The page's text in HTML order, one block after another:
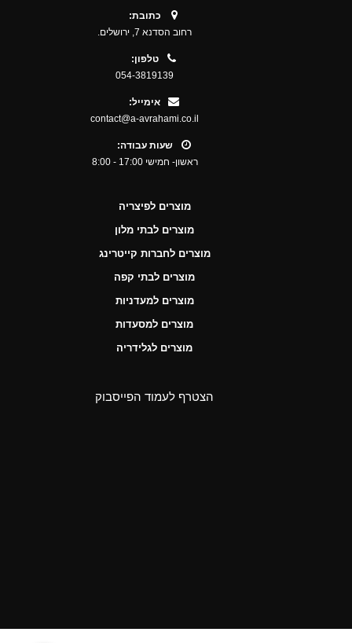
כתובת:
רחוב הסדנא 7, ירושלים.
טלפון:
054-3819139
אימייל:
contact@a-avrahami.co.il
שעות עבודה:
ראשון- חמישי 17:00 - 8:00
מוצרים לפיצריה
מוצרים לבתי מלון
מוצרים לחברות קייטרינג
מוצרים לבתי קפה
מוצרים למעדניות
מוצרים למסעדות
מוצרים לגלידריה
הצטרף לעמוד הפייסבוק